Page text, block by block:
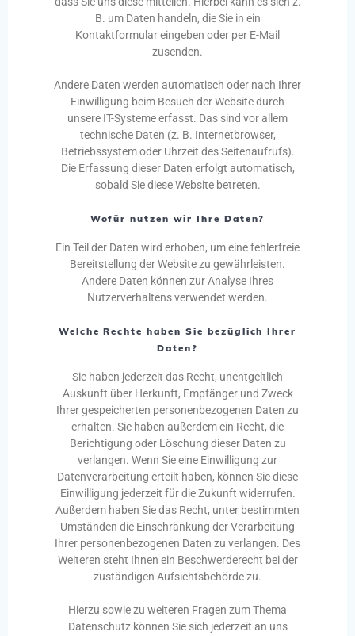
B. um Daten handeln, die Sie in ein
Kontaktformular eingeben oder per E-Mail
zusenden.
Andere Daten werden automatisch oder nach Ihrer
Einwilligung beim Besuch der Website durch
unsere IT-Systeme erfasst. Das sind vor allem
technische Daten (z. B. Internetbrowser,
Betriebssystem oder Uhrzeit des Seitenaufrufs).
Die Erfassung dieser Daten erfolgt automatisch,
sobald Sie diese Website betreten.
Wofür nutzen wir Ihre Daten?
Ein Teil der Daten wird erhoben, um eine fehlerfreie
Bereitstellung der Website zu gewährleisten.
Andere Daten können zur Analyse Ihres
Nutzerverhaltens verwendet werden.
Welche Rechte haben Sie bezüglich Ihrer
Daten?
Sie haben jederzeit das Recht, unentgeltlich
Auskunft über Herkunft, Empfänger und Zweck
Ihrer gespeicherten personenbezogenen Daten zu
erhalten. Sie haben außerdem ein Recht, die
Berichtigung oder Löschung dieser Daten zu
verlangen. Wenn Sie eine Einwilligung zur
Datenverarbeitung erteilt haben, können Sie diese
Einwilligung jederzeit für die Zukunft widerrufen.
Außerdem haben Sie das Recht, unter bestimmten
Umständen die Einschränkung der Verarbeitung
Ihrer personenbezogenen Daten zu verlangen. Des
Weiteren steht Ihnen ein Beschwerderecht bei der
zuständigen Aufsichtsbehörde zu.
Hierzu sowie zu weiteren Fragen zum Thema
Datenschutz können Sie sich jederzeit an uns